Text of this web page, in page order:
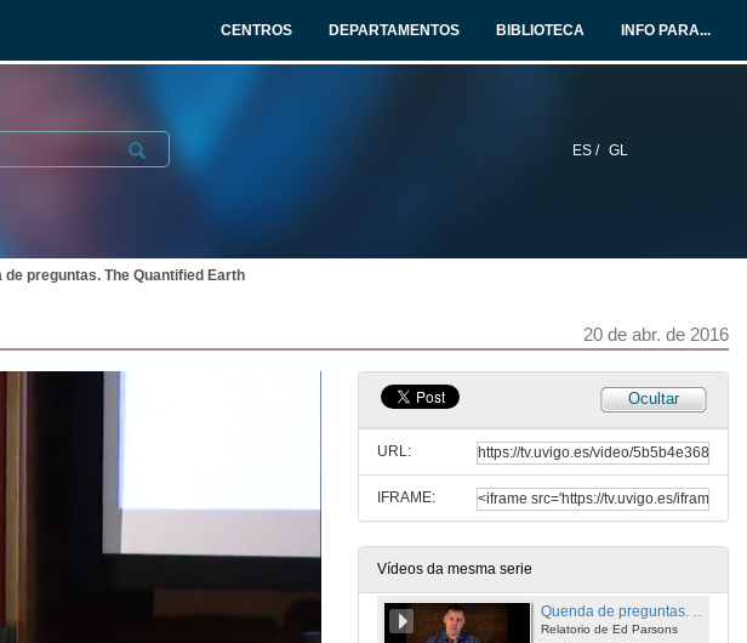
CENTROS DEPARTAMENTOS BIBLIOTECA INFO PARA...
ES / GL
Submit
de preguntas. The Quantified Earth
20 de abr. de 2016
Ocultar
URL:
IFRAME:
Vídeos da mesma serie
Apertura - Atlantic geospatial day
The Quantified Earth - From pixels to intelligence
Relatorio de Ed Parsons
20 de abr. de 2016
Quenda de preguntas. The Quantified Earth
Relatorio de Ed Parsons